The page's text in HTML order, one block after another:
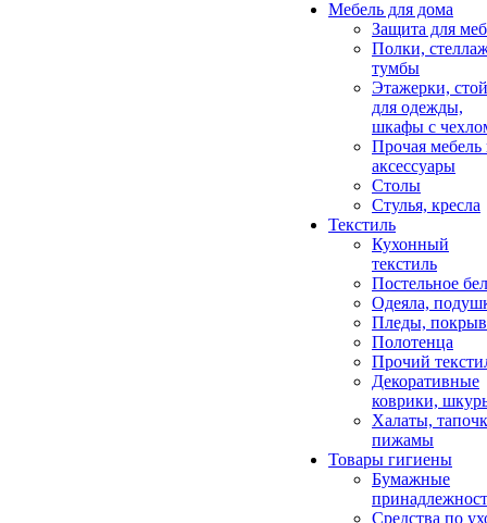
Мебель для дома
Защита для
Полки,
тумбы
Этажерки,
для одежды,
шкафы с
Прочая мебель
аксессуары
Столы
Стулья, кресла
Текстиль
Кухонный
текстиль
Постельное
Одеяла,
Пледы,
Полотенца
Прочий
Декоративные
коврики,
Халаты,
пижамы
Товары гигиены
Бумажные
Средства по